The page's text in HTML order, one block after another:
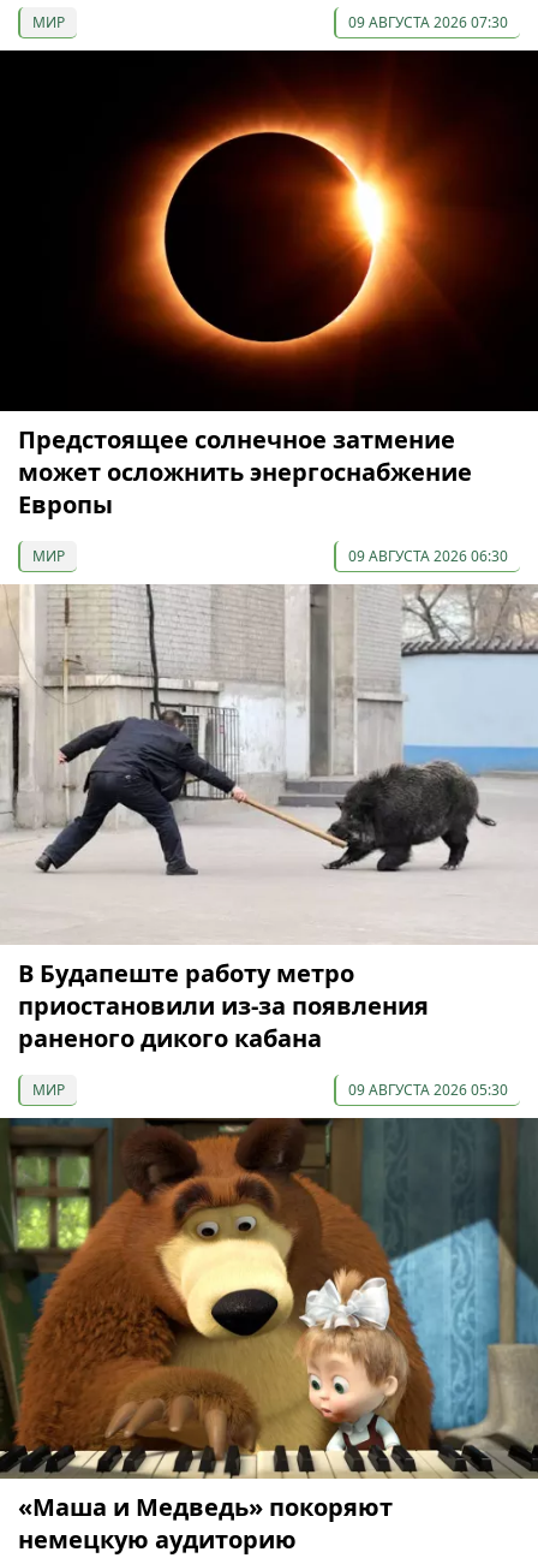
МИР 09 АВГУСТА 2026 07:30
Предстоящее солнечное затмение
может осложнить энергоснабжение
Европы
МИР 09 АВГУСТА 2026 06:30
В Будапеште работу метро
приостановили из-за появления
раненого дикого кабана
МИР 09 АВГУСТА 2026 05:30
«Маша и Медведь» покоряют
немецкую аудиторию